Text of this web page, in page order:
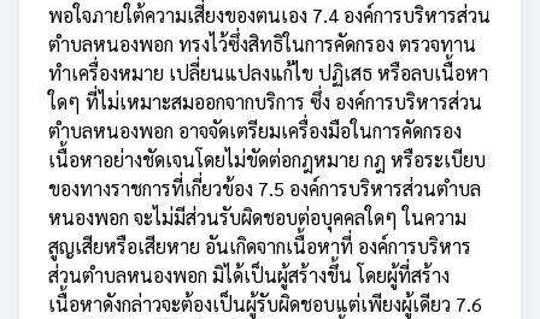
พอใจภายใต้ความเสี่ยงของตนเอง 7.4 องค์การบริหารส่วน
ตำบลหนองพอก ทรงไว้ซึ่งสิทธิในการคัดกรอง ตรวจทาน
ทำเครื่องหมาย เปลี่ยนแปลงแก้ไข ปฏิเสธ หรือลบเนื้อหา
ใดๆ ที่ไม่เหมาะสมออกจากบริการ ซึ่ง องค์การบริหารส่วน
ตำบลหนองพอก อาจจัดเตรียมเครื่องมือในการคัดกรอง
เนื้อหาอย่างชัดเจนโดยไม่ขัดต่อกฎหมาย กฎ หรือระเบียบ
ของทางราชการที่เกี่ยวข้อง 7.5 องค์การบริหารส่วนตำบล
หนองพอก จะไม่มีส่วนรับผิดชอบต่อบุคคลใดๆ ในความ
สูญเสียหรือเสียหาย อันเกิดจากเนื้อหาที่ องค์การบริหาร
ส่วนตำบลหนองพอก มิได้เป็นผู้สร้างขึ้น โดยผู้ที่สร้าง
เนื้อหาดังกล่าวจะต้องเป็นผู้รับผิดชอบแต่เพียงผู้เดียว 7.6